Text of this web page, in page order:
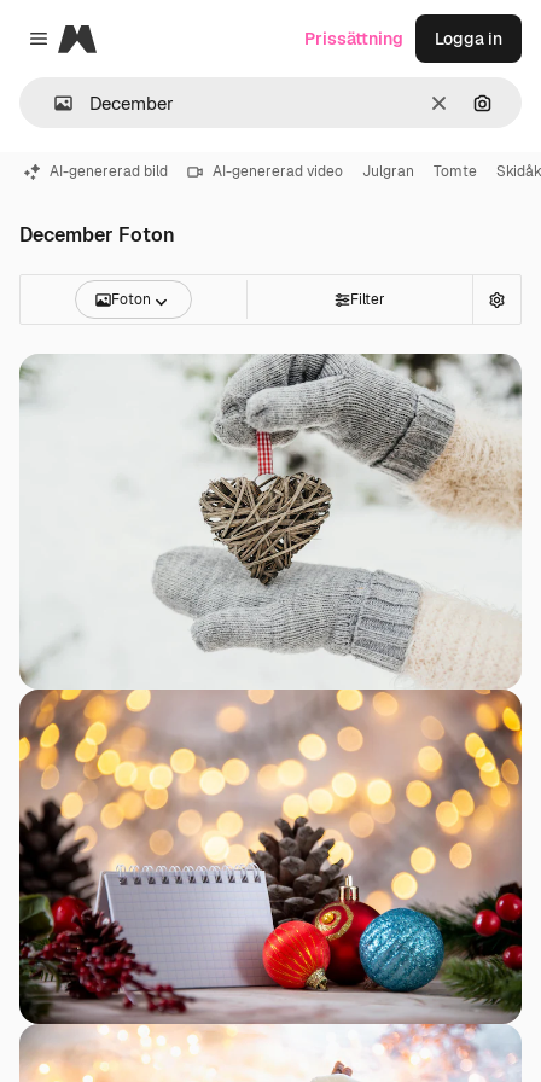
Close menu
Magnific
RensaSök
Prissättning Logga in
AI-genererad bild AI-genererad video Julgran Tomte
December Foton
Foton Filter